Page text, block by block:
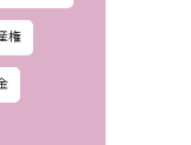
権